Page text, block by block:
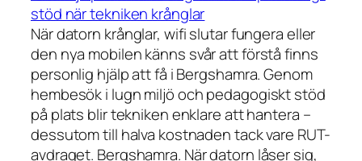
stöd när tekniken krånglar
När datorn krånglar, wifi slutar fungera eller
den nya mobilen känns svår att förstå finns
personlig hjälp att få i Bergshamra. Genom
hembesök i lugn miljö och pedagogiskt stöd
på plats blir tekniken enklare att hantera –
dessutom till halva kostnaden tack vare RUT-
avdraget. Bergshamra. När datorn låser sig,